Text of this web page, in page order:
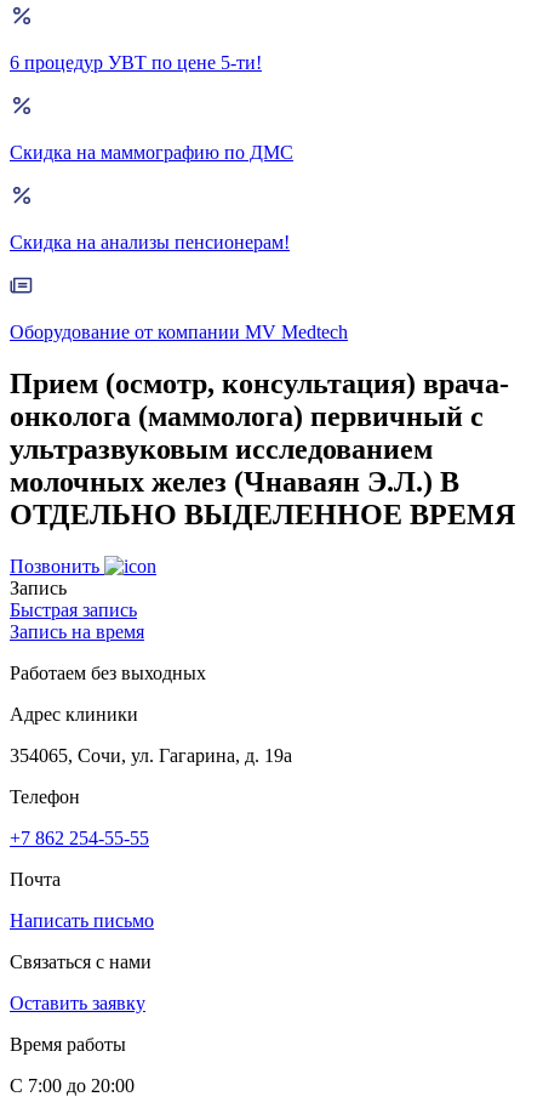
6 процедур УВТ по цене 5-ти!
Скидка на маммографию по ДМС
Скидка на анализы пенсионерам!
Оборудование от компании MV Medtech
Прием (осмотр, консультация) врача-
онколога (маммолога) первичный с
ультразвуковым исследованием
молочных желез (Чнаваян Э.Л.) В
ОТДЕЛЬНО ВЫДЕЛЕННОЕ ВРЕМЯ
Позвонить
Запись
Быстрая запись
Запись на время
Работаем без выходных
Адрес клиники
354065, Сочи, ул. Гагарина, д. 19а
Телефон
+7 862 254-55-55
Почта
Написать письмо
Связаться с нами
Оставить заявку
Время работы
С 7:00 до 20:00